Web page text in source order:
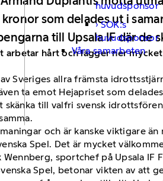
huvudsponsor
SOK:s
huvudsponsor
Våra samarbeten
som delades ut i
till Upsala IF där
arbetar hårt och lägger ner
Sveriges allra främsta
ta emot Hejapriset som
till valfri svensk
och är kanske viktigare
Spel. Det är mycket
sportchef på Upsala IF
Spel, betonar vikten av att